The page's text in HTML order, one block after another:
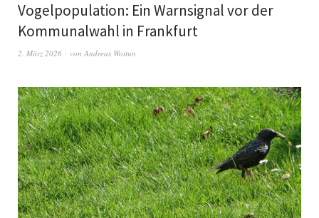
Vogelpopulation: Ein Warnsignal vor der
Kommunalwahl in Frankfurt
2. März 2026 von Andreas Woitun